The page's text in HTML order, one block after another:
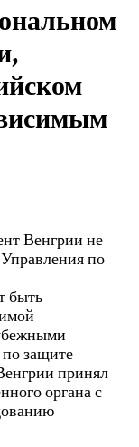
Венгрии не
по
быть
защите
принял
органа с